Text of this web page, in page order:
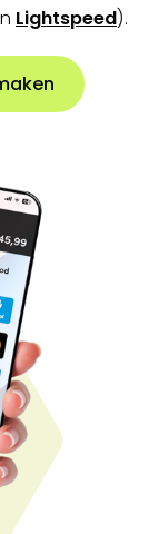
Lightspeed).